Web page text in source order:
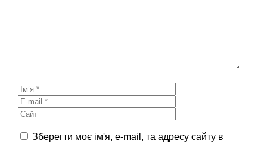
Ім’я
mail
Зберегти моє ім'я, e-mail, та адресу сайту в